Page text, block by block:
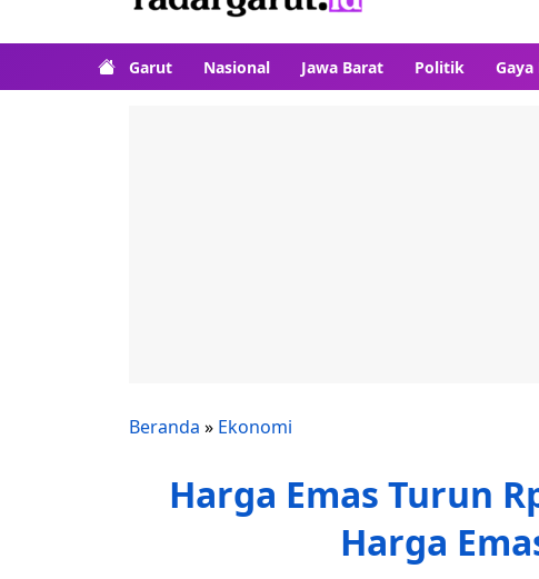
Garut Nasional Jawa Barat Politik
Beranda » Ekonomi
Harga Emas Turun
Harga